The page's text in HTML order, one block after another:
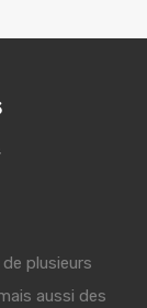
plusieurs
aussi des